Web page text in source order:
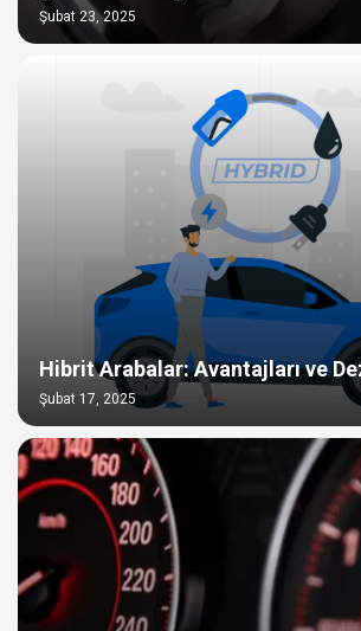
Şubat 23, 2025
Hibrit Arabalar: Avantajları ve
Şubat 17, 2025